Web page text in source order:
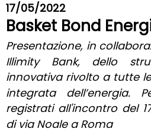
17/05/2022
Basket Bond
Presentazione, in
Illimity Bank, dello
innovativa rivolto a tutte
integrata dell’energia.
registrati all'incontro del
di via Noale a Roma